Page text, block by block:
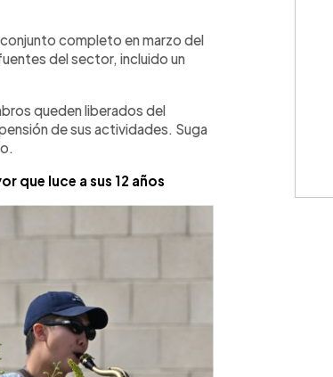
completo en marzo del
del sector, incluido un
queden liberados del
de sus actividades. Suga
que luce a sus 12 años